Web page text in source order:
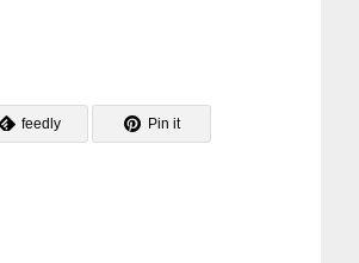
feedly Pin it